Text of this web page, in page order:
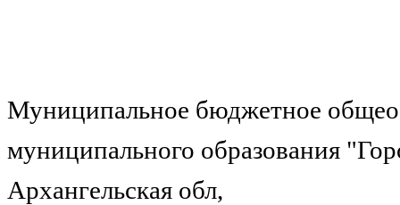
Муниципальное бюджетное
муниципального образования
Архангельская обл,